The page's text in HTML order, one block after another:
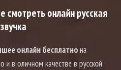
онлайн русская
онлайн бесплатнона
и в оличном качестве в русской